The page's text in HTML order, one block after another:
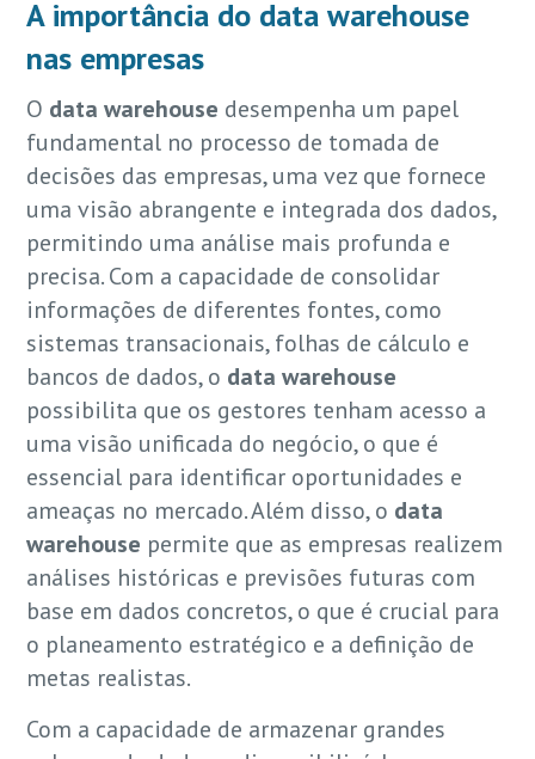
A importância do data warehouse
nas empresas
O data warehouse desempenha um papel
fundamental no processo de tomada de
decisões das empresas, uma vez que fornece
uma visão abrangente e integrada dos dados,
permitindo uma análise mais profunda e
precisa. Com a capacidade de consolidar
informações de diferentes fontes, como
sistemas transacionais, folhas de cálculo e
bancos de dados, o data warehouse
possibilita que os gestores tenham acesso a
uma visão unificada do negócio, o que é
essencial para identificar oportunidades e
ameaças no mercado. Além disso, o data
warehouse permite que as empresas realizem
análises históricas e previsões futuras com
base em dados concretos, o que é crucial para
o planeamento estratégico e a definição de
metas realistas.
Com a capacidade de armazenar grandes